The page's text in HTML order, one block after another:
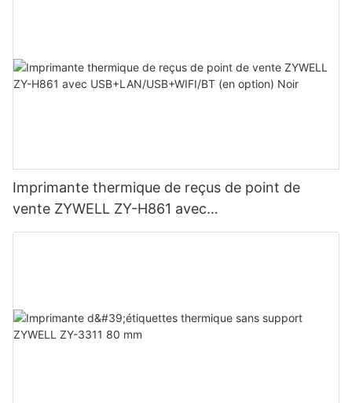
Imprimante thermique de reçus de point de
vente ZYWELL ZY-H861 avec
USB+LAN/USB+WIFI/BT (en option) Noir